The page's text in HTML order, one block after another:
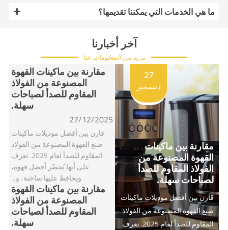
ما هي الخدمات التي يمكننا تقديمها؟
آخر أخبارنا
مزيد من المعلومات عنا
27
ديسمبر
مقارنة بين ماكينات
القهوة المصنوعة من
الفولاذ المقاوم للصدأ
لصباحات سهلة.
قارن بين أفضل موديلات ماكينات
صنع القهوة المصنوعة من الفولاذ
المقاوم للصدأ لعام 2025. تعرف
مقارنة بين ماكينات القهوة
المصنوعة من الفولاذ
المقاوم للصدأ لصباحات
سهلة.
27/12/2025
قارن بين أفضل موديلات ماكينات
صنع القهوة المصنوعة من الفولاذ
المقاوم للصدأ لعام 2025. تعرف
على أيها يُحضّر أفضل قهوة،
ويحافظ عليها ساخنة، و...
مقارنة بين ماكينات القهوة
المصنوعة من الفولاذ
المقاوم للصدأ لصباحات
سهلة.